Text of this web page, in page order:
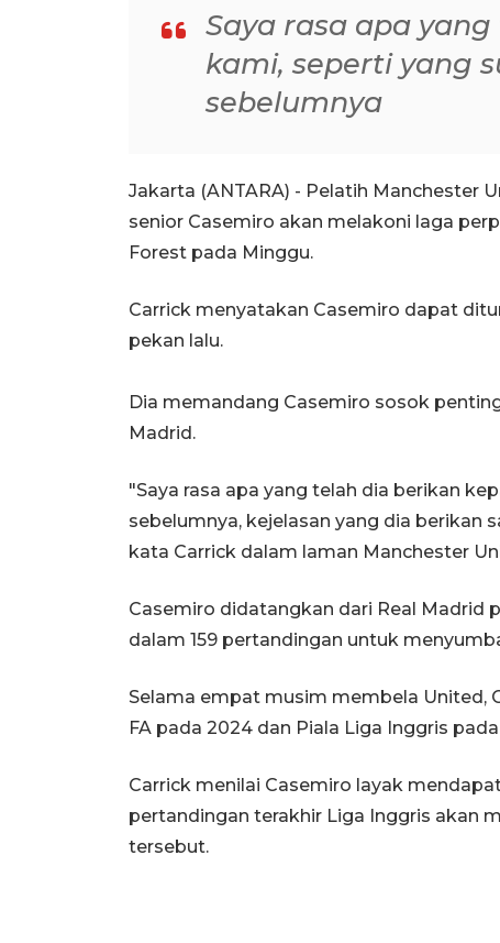
Saya rasa apa
kami, seperti yang
sebelumnya
Jakarta (ANTARA) - Pelatih Manchester
senior Casemiro akan melakoni laga
Forest pada Minggu.
Carrick menyatakan Casemiro dapat
pekan lalu.
Dia memandang Casemiro sosok
Madrid.
"Saya rasa apa yang telah dia berikan
sebelumnya, kejelasan yang dia
kata Carrick dalam laman Manchester
Casemiro didatangkan dari Real Madrid
dalam 159 pertandingan untuk
Selama empat musim membela United,
FA pada 2024 dan Piala Liga Inggris
Carrick menilai Casemiro layak
pertandingan terakhir Liga Inggris akan
tersebut.